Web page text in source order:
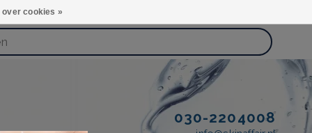
030-2204008
over cookies »